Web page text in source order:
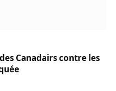
Canadairs contre les